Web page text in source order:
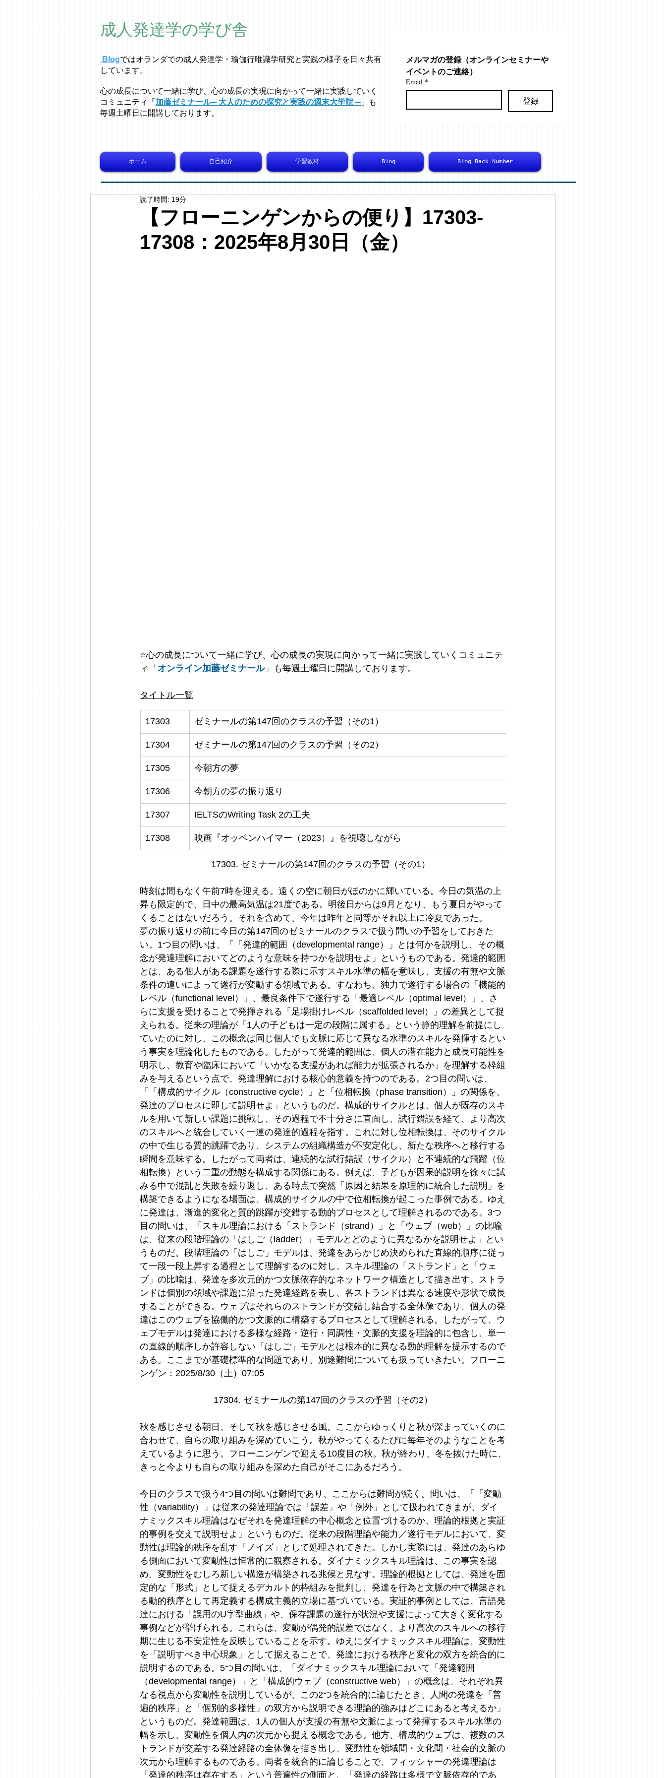
成人発達学の学び舎
Blogではオラ ンダでの成人発達学・ 瑜伽行唯識学研究と実践の様子を日々共有
しています。
心の成長について一緒に学び、心の成長の実現に向かって一緒に実践していく
コミュニティ「 加藤ゼミナール─ 大人のための探究と実践の週末大学院 ─」も
毎週土曜日に開講しております。
メルマガの登録（オンラインセミナーや
イベントのご連絡）
Email *
登録
ホーム 自己紹介 学習教材 Blog Blog Back Number
【フローニンゲンからの便り】17303-
17308：2025年8月30日（金）
読了時間: 19分
⭐️心の成長について一緒に学び、心の成長の実現に向かって一緒に実践していくコミュニテ
ィ「 オンライン加藤ゼミナール」も毎週土曜日に開講しております。
タイトル一覧
17303 ゼミナールの第147回のクラスの予習（その1）
17304 ゼミナールの第147回のクラスの予習（その2）
17305 今朝方の夢
17306 今朝方の夢の振り返り
17307 IELTSのWriting Task 2の工夫
17308 映画『オッペンハイマー（2023）』を視聴しながら
17303. ゼミナールの第147回のクラスの予習（その1）
時刻は間もなく午前7時を迎える。遠くの空に朝日がほのかに輝いている。今日の気温の上
昇も限定的で、日中の最高気温は21度である。明後日からは9月となり、もう夏日がやって
くることはないだろう。それを含めて、今年は昨年と同等かそれ以上に冷夏であった。
夢の振り返りの前に今日の第147回のゼミナールのクラスで扱う問いの予習をしておきた
い。1つ目の問いは、「「発達的範囲（developmental range）」とは何かを説明し、その概
念が発達理解においてどのような意味を持つかを説明せよ」というものである。発達的範囲
とは、ある個人がある課題を遂行する際に示すスキル水準の幅を意味し、支援の有無や文脈
条件の違いによって遂行が変動する領域である。すなわち、独力で遂行する場合の「機能的
レベル（functional level）」、最良条件下で遂行する「最適レベル（optimal level）」、さ
らに支援を受けることで発揮される「足場掛けレベル（scaffolded level）」の差異として捉
えられる。従来の理論が「1人の子どもは一定の段階に属する」という静的理解を前提にし
ていたのに対し、この概念は同じ個人でも文脈に応じて異なる水準のスキルを発揮するとい
う事実を理論化したものである。したがって発達的範囲は、個人の潜在能力と成長可能性を
明示し、教育や臨床において「いかなる支援があれば能力が拡張されるか」を理解する枠組
みを与えるという点で、発達理解における核心的意義を持つのである。2つ目の問いは、
「「構成的サイクル（constructive cycle）」と「位相転換（phase transition）」の関係を、
発達のプロセスに即して説明せよ」というものだ。構成的サイクルとは、個人が既存のスキ
ルを用いて新しい課題に挑戦し、その過程で不十分さに直面し、試行錯誤を経て、より高次
のスキルへと統合していく一連の発達的過程を指す。これに対し位相転換は、そのサイクル
の中で生じる質的跳躍であり、システムの組織構造が不安定化し、新たな秩序へと移行する
瞬間を意味する。したがって両者は、連続的な試行錯誤（サイクル）と不連続的な飛躍（位
相転換）という二重の動態を構成する関係にある。例えば、子どもが因果的説明を徐々に試
みる中で混乱と失敗を繰り返し、ある時点で突然「原因と結果を原理的に統合した説明」を
構築できるようになる場面は、構成的サイクルの中で位相転換が起こった事例である。ゆえ
に発達は、漸進的変化と質的跳躍が交錯する動的プロセスとして理解されるのである。3つ
目の問いは、「スキル理論における「ストランド（strand）」と「ウェブ（web）」の比喩
は、従来の段階理論の「はしご（ladder）」モデルとどのように異なるかを説明せよ」とい
うものだ。段階理論の「はしご」モデルは、発達をあらかじめ決められた直線的順序に従っ
て一段一段上昇する過程として理解するのに対し、スキル理論の「ストランド」と「ウェ
ブ」の比喩は、発達を多次元的かつ文脈依存的なネットワーク構造として描き出す。ストラ
ンドは個別の領域や課題に沿った発達経路を表し、各ストランドは異なる速度や形状で成長
することができる。ウェブはそれらのストランドが交錯し結合する全体像であり、個人の発
達はこのウェブを協働的かつ文脈的に構築するプロセスとして理解される。したがって、ウ
ェブモデルは発達における多様な経路・逆行・同調性・文脈的支援を理論的に包含し、単一
の直線的順序しか許容しない「はしご」モデルとは根本的に異なる動的理解を提示するので
ある。ここまでが基礎標準的な問題であり、別途難問についても扱っていきたい。フローニ
ンゲン：2025/8/30（土）07:05
17304. ゼミナールの第147回のクラスの予習（その2）
秋を感じさせる朝日、そして秋を感じさせる風。ここからゆっくりと秋が深まっていくのに
合わせて、自らの取り組みを深めていこう。秋がやってくるたびに毎年そのようなことを考
えているように思う。フローニンゲンで迎える10度目の秋。秋が終わり、冬を抜けた時に、
きっと今よりも自らの取り組みを深めた自己がそこにあるだろう。
今日のクラスで扱う4つ目の問いは難問であり、ここからは難問が続く。問いは、「「変動
性（variability）」は従来の発達理論では「誤差」や「例外」として扱われてきまが、ダイ
ナミックスキル理論はなぜそれを発達理解の中心概念と位置づけるのか、理論的根拠と実証
的事例を交えて説明せよ」というものだ。従来の段階理論や能力／遂行モデルにおいて、変
動性は理論的秩序を乱す「ノイズ」として処理されてきた。しかし実際には、発達のあらゆ
る側面において変動性は恒常的に観察される。ダイナミックスキル理論は、この事実を認
め、変動性をむしろ新しい構造が構築される兆候と見なす。理論的根拠としては、発達を固
定的な「形式」として捉えるデカルト的枠組みを批判し、発達を行為と文脈の中で構築され
る動的秩序として再定義する構成主義的立場に基づいている。実証的事例としては、言語発
達における「誤用のU字型曲線」や、保存課題の遂行が状況や支援によって大きく変化する
事例などが挙げられる。これらは、変動が偶発的誤差ではなく、より高次のスキルへの移行
期に生じる不安定性を反映していることを示す。ゆえにダイナミックスキル理論は、変動性
を「説明すべき中心現象」として据えることで、発達における秩序と変化の双方を統合的に
説明するのである。5つ目の問いは、「ダイナミックスキル理論において「発達範囲
（developmental range）」と「構成的ウェブ（constructive web）」の概念は、それぞれ異
なる視点から変動性を説明しているが、この2つを統合的に論じたとき、人間の発達を「普
遍的秩序」と「個別的多様性」の双方から説明できる理論的強みはどこにあると考えるか」
というものだ。発達範囲は、1人の個人が支援の有無や文脈によって発揮するスキル水準の
幅を示し、変動性を個人内の次元から捉える概念である。他方、構成的ウェブは、複数のス
トランドが交差する発達経路の全体像を描き出し、変動性を領域間・文化間・社会的文脈の
次元から理解するものである。両者を統合的に論じることで、フィッシャーの発達理論は
「発達的秩序は存在する」という普遍性の側面と、「発達の経路は多様で文脈依存的であ